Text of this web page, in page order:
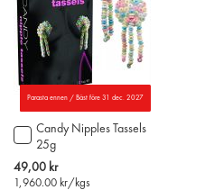
Parasta ennen / Bäst före 31 dec. 2027
Candy Nipples Tassels
25g
Special
Price
49,00 kr
1,960.00 kr/kgs
Lägg
till
i
varukorgen